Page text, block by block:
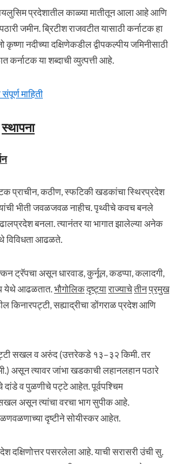
प्रदेशातील काळ्या मातीतून आला आहे आणि
जमीन. ब्रिटीश राजवटीत यासाठी कर्नाटक हा
कृष्णा नदीच्या दक्षिणेकडील द्वीपकल्पीय जमिनीसाठी
कर्नाटक या शब्दाची व्युत्पत्ती आहे.
संपूर्ण माहिती
स्थापना
प्राचीन, कठीण, स्फटिकी खडकांचा स्थिरप्रदेश
भीती जवळजवळ नाहीच. पृथ्वीचे कवच बनले
बनला. त्यानंतर या भागात झालेल्या अनेक
विविधता आढळते.
ट्रॅपचा असून धारवाड, कुर्नूल, कडप्पा, कलादगी,
येथे आढळतात.भौगोलिकदृष्ट्याराज्याचेतीनप्रमुख
किनारपट्टी, सह्याद्रीचा डोंगराळ प्रदेश आणि
सखल व अरुंद (उत्तरेकडे १३–३२ किमी. तर
असून त्यावर जांभा खडकाची लहानलहान पठारे
दांडे व पुळणीचे पट्टे आहेत. पूर्वपश्चिम
सखल असून त्यांचा वरचा भाग सुपीक आहे.
दृष्टीने सोयीस्कर आहेत.
दक्षिणोत्तर पसरलेला आहे. याची सरासरी उंची सु.